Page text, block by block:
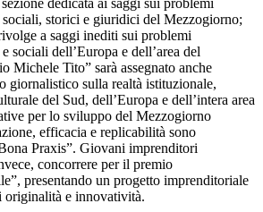
storici e giuridici del Mezzogiorno;
a saggi inediti sui problemi
sociali dell’Europa e dell’area del
Michele Tito” sarà assegnato anche
giornalistico sulla realtà istituzionale,
del Sud, dell’Europa e dell’intera area
per lo sviluppo del Mezzogiorno
efficacia e replicabilità sono
Praxis”. Giovani imprenditori
concorrere per il premio
presentando un progetto imprenditoriale
originalità e innovatività.